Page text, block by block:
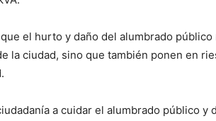
el hurto y daño del alumbrado público
la ciudad, sino que también ponen en
a cuidar el alumbrado público y